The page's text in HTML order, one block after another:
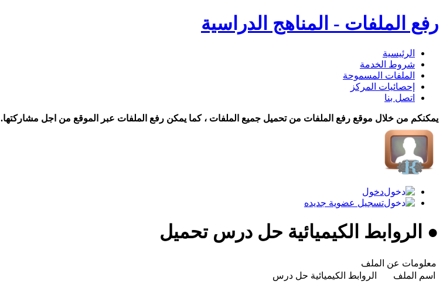
رفع الملفات - المناهج الدراسية
الرئيسية
شروط الخدمة
الملفات المسموحة
إحصائيات المركز
اتصل بنا
يمكنكم من خلال موقع رفع الملفات من تحميل جميع الملفات ، كما يمكن رفع الملفات عبر الموقع من اجل مشاركتها.
دخول
تسجيل عضوية جديده
● الروابط الكيميائية حل درس تحميل
معلومات عن الملف
اسم الملف
الروابط الكيميائية حل درس